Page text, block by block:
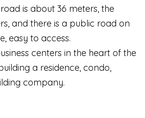
is about 36 meters, the
and there is a public road on
easy to access.
centers in the heart of the
a residence, condo,
company.